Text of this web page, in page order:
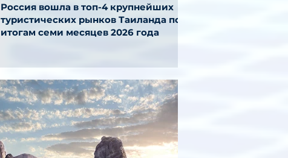
Россия вошла в топ-4 крупнейших
туристических рынков Таиланда по
итогам семи месяцев 2026 года